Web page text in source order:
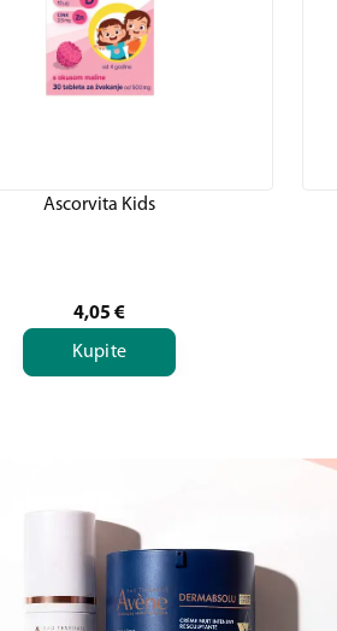
Ascorvita Kids
4,05 €
Kupite